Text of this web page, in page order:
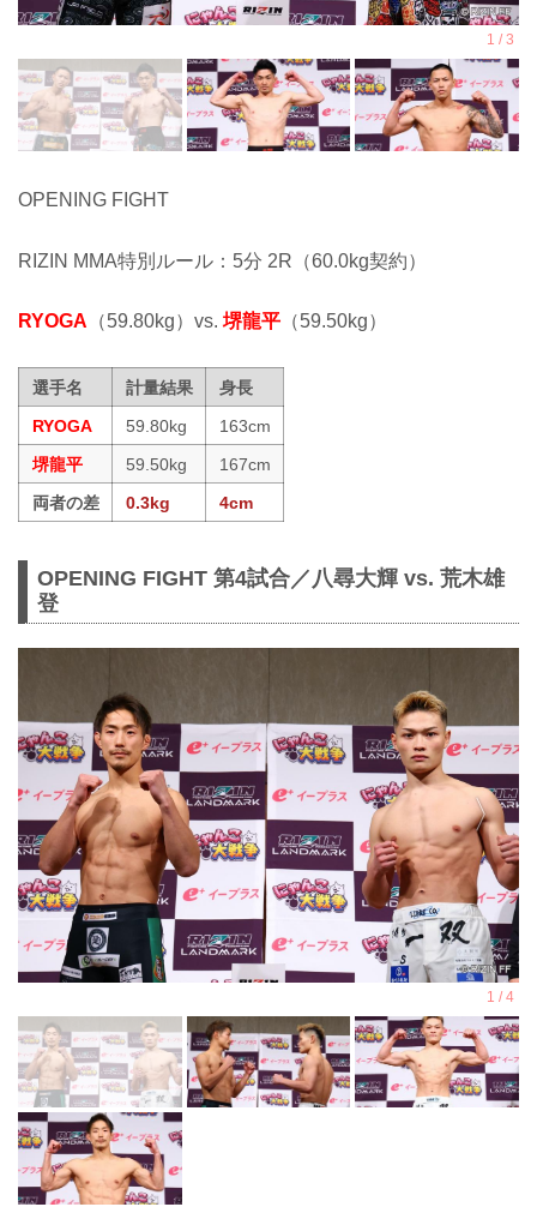
OPENING FIGHT
RIZIN MMA特別ルール：5分 2R（60.0kg契約）
RYOGA （59.80kg）vs. 堺龍平 （59.50kg）
選手名 計量結果
身長
RYOGA
59.80kg
163cm
堺龍平
59.50kg
167cm
両者の差
0.3kg 4cm
OPENING FIGHT 第4試合／八尋大輝 vs. 荒木雄
登